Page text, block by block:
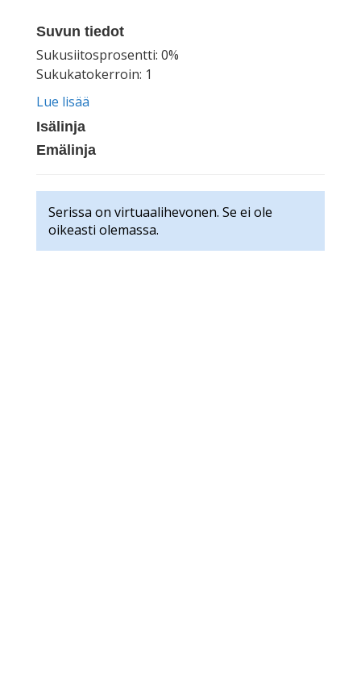
Suvun tiedot
Sukusiitosprosentti: 0%
Sukukatokerroin: 1
Lue lisää
Isälinja
Emälinja
Serissa on virtuaalihevonen. Se ei ole
oikeasti olemassa.